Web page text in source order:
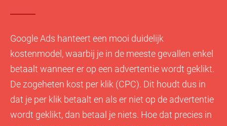
Google Ads hanteert een mooi duidelijk
kostenmodel, waarbij je in de meeste gevallen enkel
betaalt wanneer er op een advertentie wordt geklikt.
De zogeheten kost per klik (CPC). Dit houdt dus in
dat je per klik betaalt en als er niet op de advertentie
wordt geklikt, dan betaal je niets. Hoe dat precies in